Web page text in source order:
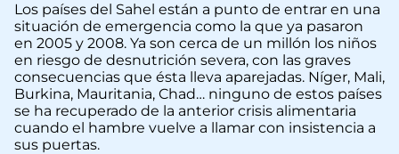
Los países del Sahel están a punto de entrar en una
situación de emergencia como la que ya pasaron
en 2005 y 2008. Ya son cerca de un millón los niños
en riesgo de desnutrición severa, con las graves
consecuencias que ésta lleva aparejadas. Níger, Mali,
Burkina, Mauritania, Chad… ninguno de estos países
se ha recuperado de la anterior crisis alimentaria
cuando el hambre vuelve a llamar con insistencia a
sus puertas.